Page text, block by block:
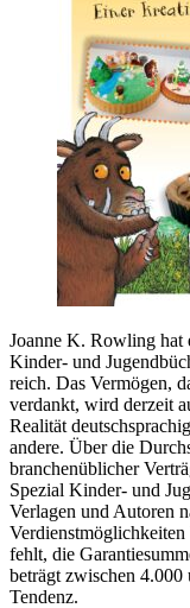
Joanne K. Rowling hat
Kinder- und
reich. Das Vermögen,
verdankt, wird derzeit
Realität
andere. Über die
branchenüblicher
Spezial Kinder- und
Verlagen und Autoren
fehlt, die
beträgt zwischen
Tendenz.